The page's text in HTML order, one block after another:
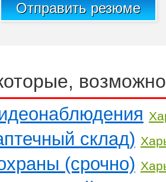
Отправить резюме
склад)
(срочно)